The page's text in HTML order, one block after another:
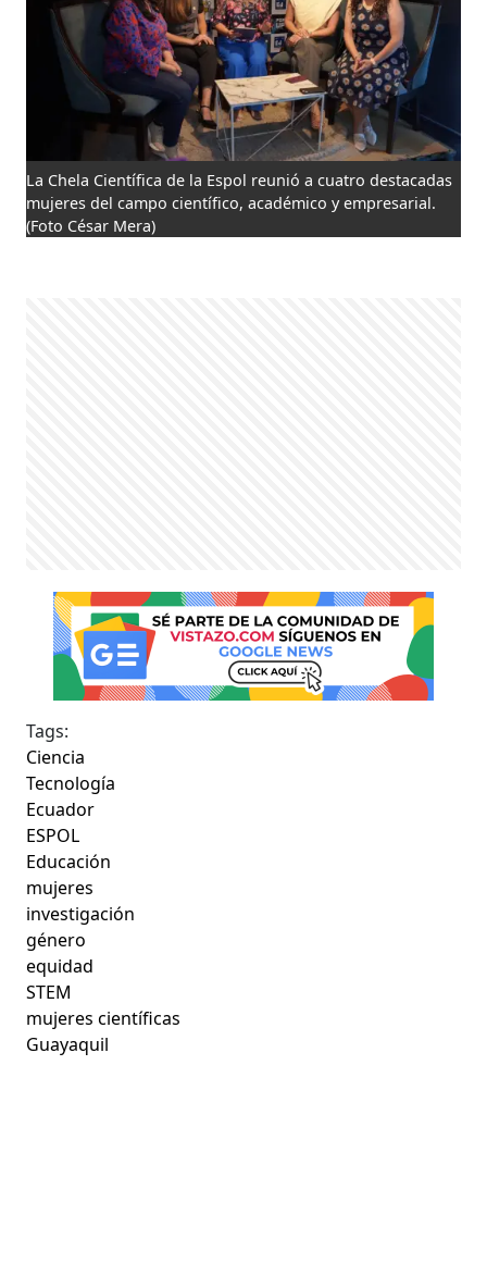
La Chela Científica de la Espol reunió a cuatro destacadas
mujeres del campo científico, académico y empresarial.
(Foto César Mera)
Tags:
Ciencia
Tecnología
Ecuador
ESPOL
Educación
mujeres
investigación
género
equidad
STEM
mujeres científicas
Guayaquil